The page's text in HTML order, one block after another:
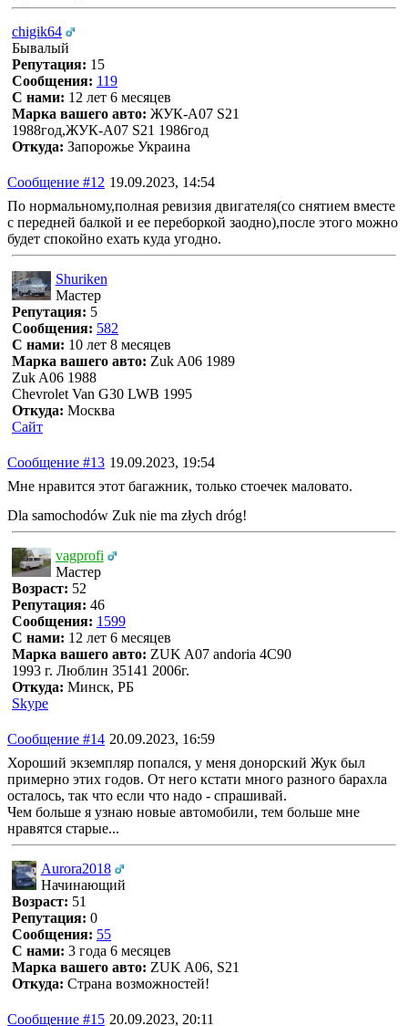
chigik64
Бывалый
Репутация: 15
Сообщения: 119
С нами: 12 лет 6 месяцев
Марка вашего авто: ЖУК-А07 S21
1988год,ЖУК-А07 S21 1986год
Откуда: Запорожье Украина
Сообщение #12 19.09.2023, 14:54
По нормальному,полная ревизия двигателя(со снятием вместе
с передней балкой и ее переборкой заодно),после этого можно
будет спокойно ехать куда угодно.
Shuriken
Мастер
Репутация: 5
Сообщения: 582
С нами: 10 лет 8 месяцев
Марка вашего авто: Zuk A06 1989
Zuk A06 1988
Chevrolet Van G30 LWB 1995
Откуда: Москва
Сайт
Сообщение #13 19.09.2023, 19:54
Мне нравится этот багажник, только стоечек маловато.
Dla samochodów Zuk nie ma złych dróg!
vagprofi
Мастер
Возраст: 52
Репутация: 46
Сообщения: 1599
С нами: 12 лет 6 месяцев
Марка вашего авто: ZUK A07 andoria 4C90
1993 г. Люблин 35141 2006г.
Откуда: Минск, РБ
Skype
Сообщение #14 20.09.2023, 16:59
Хороший экземпляр попался, у меня донорский Жук был
примерно этих годов. От него кстати много разного барахла
осталось, так что если что надо - спрашивай.
Чем больше я узнаю новые автомобили, тем больше мне
нравятся старые...
Aurora2018
Начинающий
Возраст: 51
Репутация: 0
Сообщения: 55
С нами: 3 года 6 месяцев
Марка вашего авто: ZUK A06, S21
Откуда: Страна возможностей!
Сообщение #15 20.09.2023, 20:11